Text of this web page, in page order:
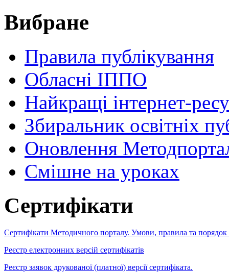
Вибране
Правила публікування
Обласні ІППО
Найкращі інтернет-
Збиральник освітніх
Оновлення
Cмішне на уроках
Сертифікати
Сертифікати Методичного порталу. Умови, правила та порядок
Реєстр електронних версій сертифікатів
Реєстр заявок друкованої (платної) версії сертифіката.